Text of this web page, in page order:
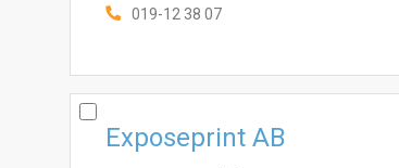
019-12 38 07
Exposeprint AB